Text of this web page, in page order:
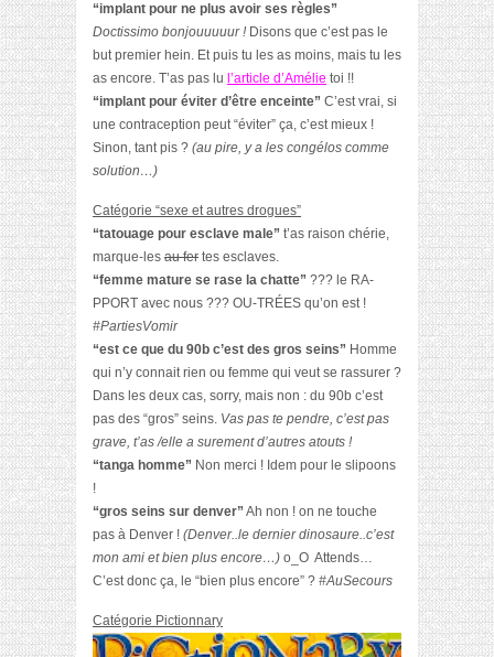
“implant pour ne plus avoir ses règles”
Doctissimo bonjouuuuur ! Disons que c’est pas le
but premier hein. Et puis tu les as moins, mais tu les
as encore. T’as pas lu l’article d’Amélie toi !!
“implant pour éviter d’être enceinte” C’est vrai, si
une contraception peut “éviter” ça, c’est mieux !
Sinon, tant pis ? (au pire, y a les congélos comme
solution…)
Catégorie “sexe et autres drogues”
“tatouage pour esclave male” t’as raison chérie,
marque-les au fer tes esclaves.
“femme mature se rase la chatte” ??? le RA-
PPORT avec nous ??? OU-TRÉES qu’on est !
#PartiesVomir
“est ce que du 90b c’est des gros seins” Homme
qui n’y connait rien ou femme qui veut se rassurer ?
Dans les deux cas, sorry, mais non : du 90b c’est
pas des “gros” seins. Vas pas te pendre, c’est pas
grave, t’as /elle a surement d’autres atouts !
“tanga homme” Non merci ! Idem pour le slipoons
!
“gros seins sur denver” Ah non ! on ne touche
pas à Denver ! (Denver..le dernier dinosaure..c’est
mon ami et bien plus encore…) o_O Attends…
C’est donc ça, le “bien plus encore” ? #AuSecours
Catégorie Pictionnary